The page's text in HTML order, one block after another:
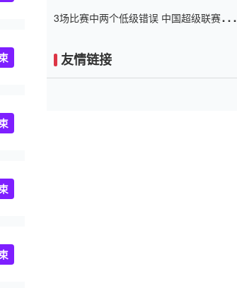
3场比赛中两个低级错误 中国超级联赛的前
友情链接